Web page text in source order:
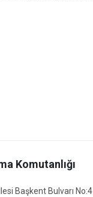
Komutanlığı
Başkent Bulvarı